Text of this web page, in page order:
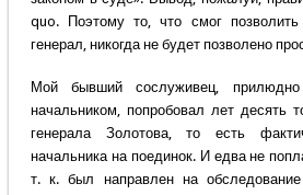
quo. Поэтому то, что смог
генерал, никогда не будет позволено
Мой бывший сослуживец, прилюдно
начальником, попробовал лет десять
генерала Золотова, то есть
начальника на поединок. И едва не
т. к. был направлен на